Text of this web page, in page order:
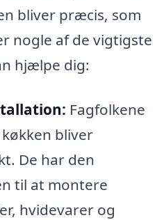
bliver præcis, som
nogle af de vigtigste
hjælpe dig:
Fagfolkene
bliver
De har den
til at montere
hvidevarer og